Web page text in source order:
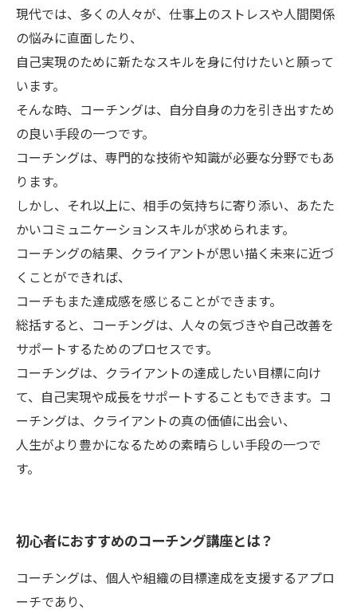
現代では、多くの人々が、仕事上のストレスや人間関係
の悩みに直面したり、
自己実現のために新たなスキルを身に付けたいと願って
います。
そんな時、コーチングは、自分自身の力を引き出すため
の良い手段の一つです。
コーチングは、専門的な技術や知識が必要な分野でもあ
ります。
しかし、それ以上に、相手の気持ちに寄り添い、あたた
かいコミュニケーションスキルが求められます。
コーチングの結果、クライアントが思い描く未来に近づ
くことができれば、
コーチもまた達成感を感じることができます。
総括すると、コーチングは、人々の気づきや自己改善を
サポートするためのプロセスです。
コーチングは、クライアントの達成したい目標に向け
て、自己実現や成長をサポートすることもできます。コ
ーチングは、クライアントの真の価値に出会い、
人生がより豊かになるための素晴らしい手段の一つで
す。
初心者におすすめのコーチング講座とは？
コーチングは、個人や組織の目標達成を支援するアプロ
ーチであり、